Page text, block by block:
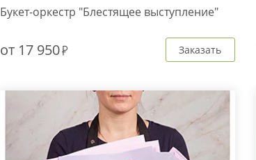
Букет-оркестр "Блестящее выступление"
от 17 950 Заказать